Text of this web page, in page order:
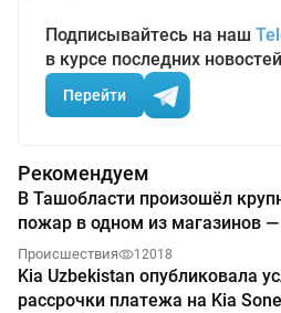
Подписывайтесь на наш
в курсе последних
Перейти
Рекомендуем
В Ташобласти произошёл
пожар в одном из магазинов
Происшествия 12018
Kia Uzbekistan опубликовала
рассрочки платежа на Kia